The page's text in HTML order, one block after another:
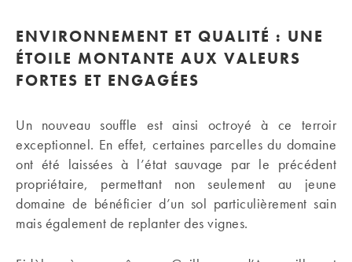
ENVIRONNEMENT ET QUALITÉ : UNE
ÉTOILE MONTANTE AUX VALEURS
FORTES ET ENGAGÉES
Un nouveau souffle est ainsi octroyé à ce terroir
exceptionnel. En effet, certaines parcelles du domaine
ont été laissées à l’état sauvage par le précédent
propriétaire, permettant non seulement au jeune
domaine de bénéficier d’un sol particulièrement sain
mais également de replanter des vignes.